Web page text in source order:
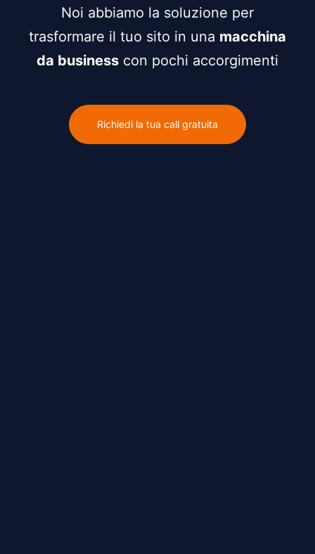
Noi abbiamo la soluzione per
trasformare il tuo sito in una macchina
da business con pochi accorgimenti
Richiedi la tua call gratuita